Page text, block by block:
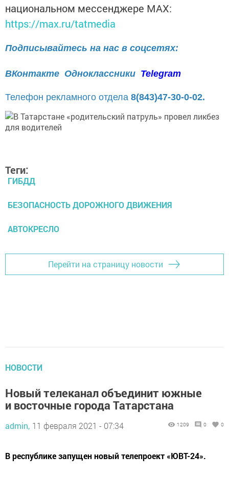
национальном мессенджере MАХ:
https://max.ru/tatmedia
Подписывайтесь на нас в соцсетях:
ВКонтакте Одноклассники Telegram
Телефон рекламного отдела 8(843)47-30-0-02.
Теги:
ГИБДД
БЕЗОПАСНОСТЬ ДОРОЖНОГО ДВИЖЕНИЯ
АВТОКРЕСЛО
Перейти на страницу новости
НОВОСТИ
Новый телеканал объединит южные
и восточные города Татарстана
admin, 11 февраля 2021 - 07:34 1209 0 0
В республике запущен новый телепроект «ЮВТ-24».